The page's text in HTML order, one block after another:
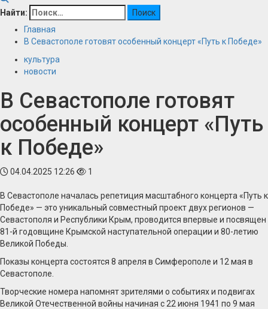
Найти:
Главная
В Севастополе готовят особенный концерт «Путь к Победе»
культура
новости
В Севастополе готовят
особенный концерт «Путь
к Победе»
04.04.2025 12:26 1
В Севастополе началась репетиция масштабного концерта «Путь к
Победе» — это уникальный совместный проект двух регионов —
Севастополя и Республики Крым, проводится впервые и посвящен
81-й годовщине Крымской наступательной операции и 80-летию
Великой Победы.
Показы концерта состоятся 8 апреля в Симферополе и 12 мая в
Севастополе.
Творческие номера напомнят зрителями о событиях и подвигах
Великой Отечественной войны начиная с 22 июня 1941 по 9 мая